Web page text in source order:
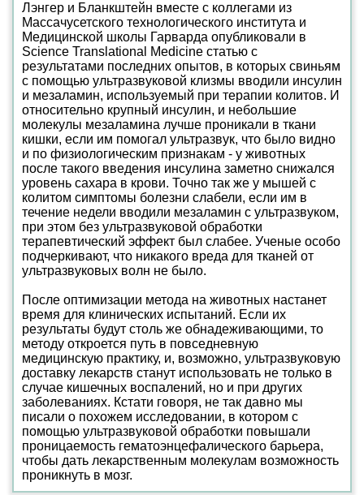
Лэнгер и Бланкштейн вместе с коллегами из
Массачусетского технологического института и
Медицинской школы Гарварда опубликовали в
Science Translational Medicine статью с
результатами последних опытов, в которых свиньям
с помощью ультразвуковой клизмы вводили инсулин
и мезаламин, используемый при терапии колитов. И
относительно крупный инсулин, и небольшие
молекулы мезаламина лучше проникали в ткани
кишки, если им помогал ультразвук, что было видно
и по физиологическим признакам - у животных
после такого введения инсулина заметно снижался
уровень сахара в крови. Точно так же у мышей с
колитом симптомы болезни слабели, если им в
течение недели вводили мезаламин с ультразвуком,
при этом без ультразвуковой обработки
терапевтический эффект был слабее. Ученые особо
подчеркивают, что никакого вреда для тканей от
ультразвуковых волн не было.
После оптимизации метода на животных настанет
время для клинических испытаний. Если их
результаты будут столь же обнадеживающими, то
методу откроется путь в повседневную
медицинскую практику, и, возможно, ультразвуковую
доставку лекарств станут использовать не только в
случае кишечных воспалений, но и при других
заболеваниях. Кстати говоря, не так давно мы
писали о похожем исследовании, в котором с
помощью ультразвуковой обработки повышали
проницаемость гематоэнцефалического барьера,
чтобы дать лекарственным молекулам возможность
проникнуть в мозг.